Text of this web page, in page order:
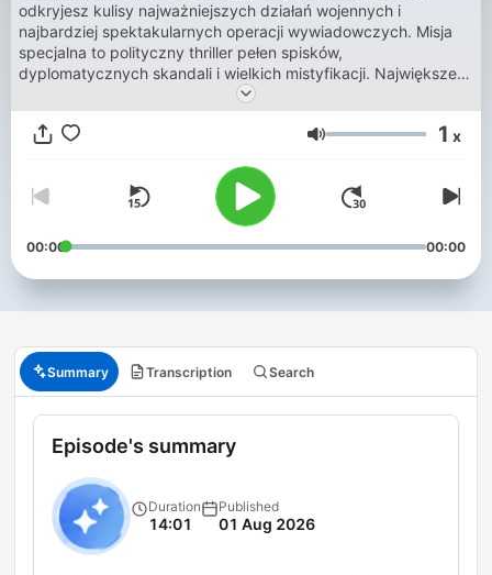
odkryjesz kulisy najważniejszych działań wojennych i
najbardziej spektakularnych operacji wywiadowczych. Misja
specjalna to polityczny thriller pełen spisków,
dyplomatycznych skandali i wielkich mistyfikacji. Największe
tajemnice historii są na wyciągnięcie ręki!
Volume 1 x
00:00 00:00
Summary Transcription Search
Episode's summary
Duration
14:01
Published
01 Aug 2026